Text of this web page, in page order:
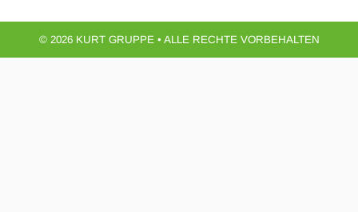
© 2026 KURT GRUPPE • ALLE RECHTE VORBEHALTEN